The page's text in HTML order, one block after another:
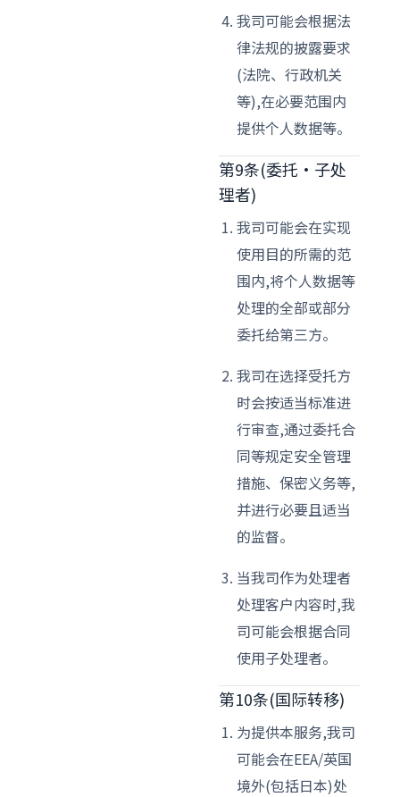
我司可能会根据法
律法规的披露要求
(法院、行政机关
等),在必要范围内
提供个人数据等。
第9条(委托·子处
理者)
我司可能会在实现
使用目的所需的范
围内,将个人数据等
处理的全部或部分
委托给第三方。
我司在选择受托方
时会按适当标准进
行审查,通过委托合
同等规定安全管理
措施、保密义务等,
并进行必要且适当
的监督。
当我司作为处理者
处理客户内容时,我
司可能会根据合同
使用子处理者。
第10条(国际转移)
为提供本服务,我司
可能会在EEA/英国
境外(包括日本)处